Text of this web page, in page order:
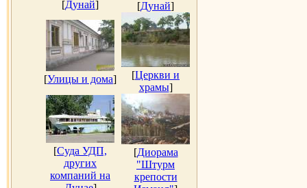
[Дунай] [Дунай]
[Улицы и дома] [Церкви и
храмы]
[Суда УДП,
других
компаний на
[Диорама
"Штурм
крепости